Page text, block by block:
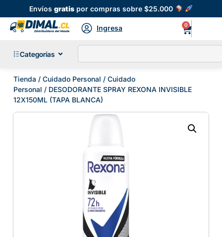
Envíosgratis por compras sobre $25.000
Ingresa 0
Categorías
Tienda / Cuidado Personal / Cuidado
Personal / DESODORANTE SPRAY REXONA INVISIBLE
12X150ML (TAPA BLANCA)